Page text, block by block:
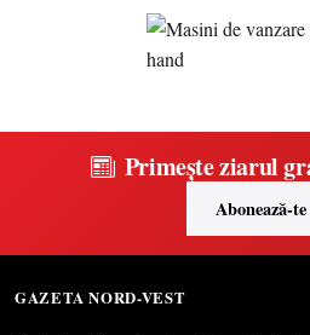
Primește ziarul
Abonează-te
GAZETA NORD-VEST